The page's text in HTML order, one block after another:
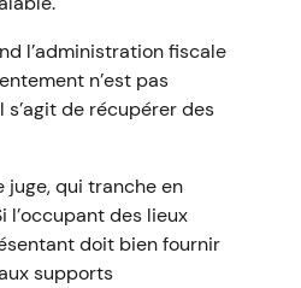
l’administration fiscale
n’est pas
s’agit de récupérer des
juge, qui tranche en
l’occupant des lieux
doit bien fournir
supports